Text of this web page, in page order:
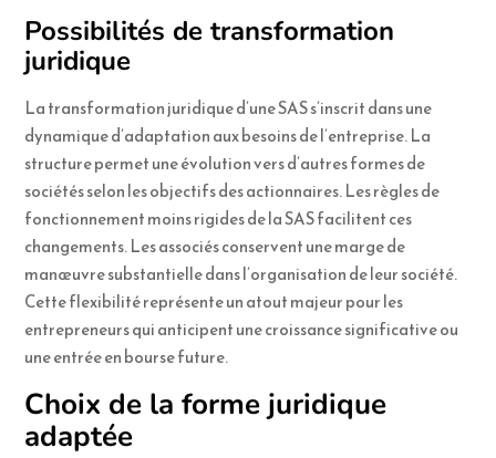
Possibilités de transformation
juridique
La transformation juridique d’une SAS s’inscrit dans une
dynamique d’adaptation aux besoins de l’entreprise. La
structure permet une évolution vers d’autres formes de
sociétés selon les objectifs des actionnaires. Les règles de
fonctionnement moins rigides de la SAS facilitent ces
changements. Les associés conservent une marge de
manœuvre substantielle dans l’organisation de leur société.
Cette flexibilité représente un atout majeur pour les
entrepreneurs qui anticipent une croissance significative ou
une entrée en bourse future.
Choix de la forme juridique
adaptée